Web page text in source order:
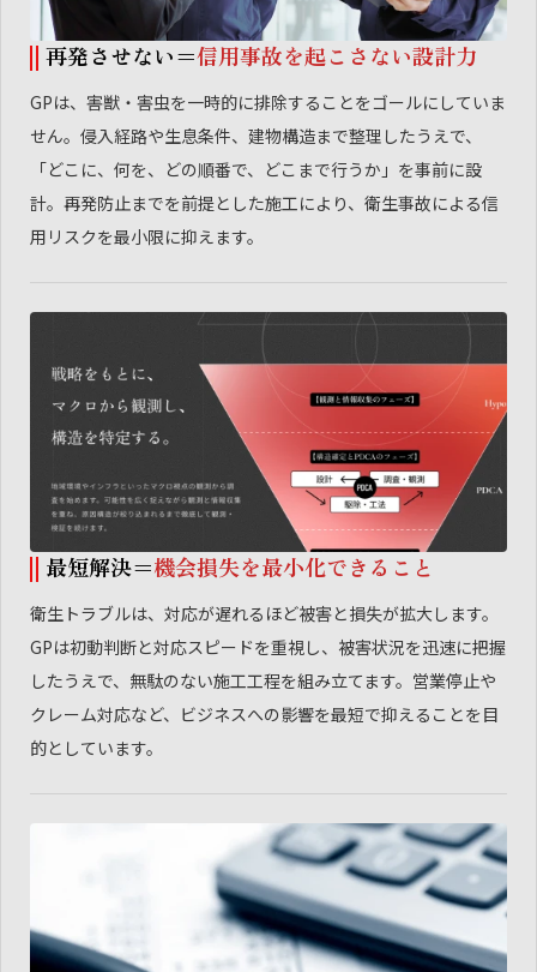
再発させない＝信用事故を起こさない設計力
GPは、害獣・害虫を一時的に排除することをゴールにしていま
せん。侵入経路や生息条件、建物構造まで整理したうえで、
「どこに、何を、どの順番で、どこまで行うか」を事前に設
計。再発防止までを前提とした施工により、衛生事故による信
用リスクを最小限に抑えます。
最短解決＝機会損失を最小化できること
衛生トラブルは、対応が遅れるほど被害と損失が拡大します。
GPは初動判断と対応スピードを重視し、被害状況を迅速に把握
したうえで、無駄のない施工工程を組み立てます。営業停止や
クレーム対応など、ビジネスへの影響を最短で抑えることを目
的としています。